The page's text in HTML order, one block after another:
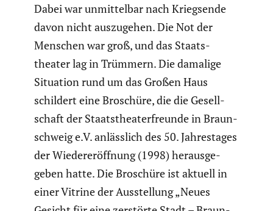
Dabei war unmit­telbar nach Kriegs­ende
davon nicht auszu­gehen. Die Not der
Menschen war groß, und das Staats­
theater lag in Trümmern. Die damalige
Situation rund um das Großen Haus
schildert eine Broschüre, die die Gesell­
schaft der Staats­thea­ter­freunde in Braun­
schweig e.V. anläss­lich des 50. Jahres­tages
der Wieder­eröff­nung (1998) heraus­ge­
geben hatte. Die Broschüre ist aktuell in
einer Vitrine der Ausstel­lung „Neues